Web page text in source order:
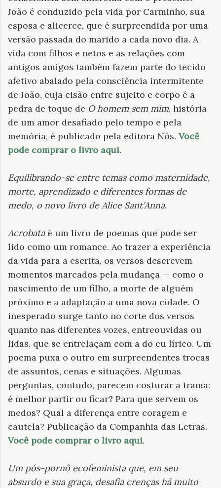
João é conduzido pela vida por Carminho, sua
esposa e alicerce, que é surpreendida por uma
versão passada do marido a cada novo dia. A
vida com filhos e netos e as relações com
antigos amigos também fazem parte do tecido
afetivo abalado pela consciência intermitente
de João, cuja cisão entre sujeito e corpo é a
pedra de toque de O homem sem mim, história
de um amor desafiado pelo tempo e pela
memória, é publicado pela editora Nós. Você
pode comprar o livro aqui.
Equilibrando-se entre temas como maternidade,
morte, aprendizado e diferentes formas de
medo, o novo livro de Alice Sant'Anna.
Acrobataé um livro de poemas que pode ser
lido como um romance. Ao trazer a experiência
da vida para a escrita, os versos descrevem
momentos marcados pela mudança — como o
nascimento de um filho, a morte de alguém
próximo e a adaptação a uma nova cidade. O
inesperado surge tanto no corte dos versos
quanto nas diferentes vozes, entreouvidas ou
lidas, que se entrelaçam com a do eu lírico. Um
poema puxa o outro em surpreendentes trocas
de assuntos, cenas e situações. Algumas
perguntas, contudo, parecem costurar a trama:
é melhor partir ou ficar? Para que servem os
medos? Qual a diferença entre coragem e
cautela? Publicação da Companhia das Letras.
Você pode comprar o livro aqui.
Um pós-pornô ecofeminista que, em seu
absurdo e sua graça, desafia crenças há muito